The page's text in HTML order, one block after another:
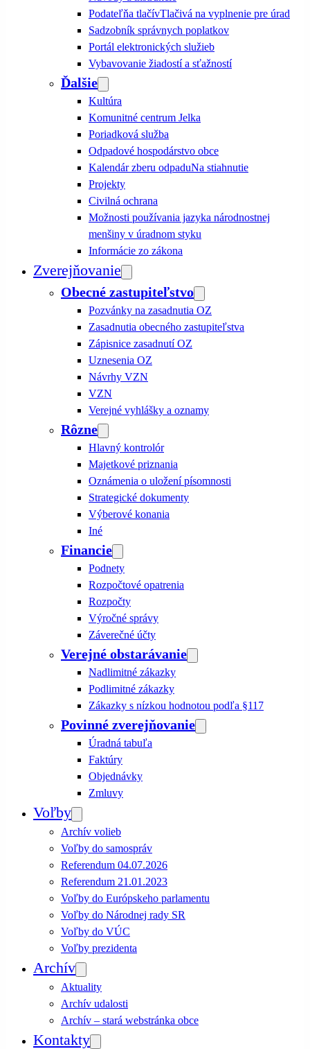
Podateľňa tlačívTlačivá na vyplnenie pre úrad
Sadzobník správnych poplatkov
Portál elektronických služieb
Vybavovanie žiadostí a sťažností
Ďalšie
Kultúra
Komunitné centrum Jelka
Poriadková služba
Odpadové hospodárstvo obce
Kalendár zberu odpaduNa stiahnutie
Projekty
Civilná ochrana
Možnosti používania jazyka národnostnej
menšiny v úradnom styku
Informácie zo zákona
Zverejňovanie
Obecné zastupiteľstvo
Pozvánky na zasadnutia OZ
Zasadnutia obecného zastupiteľstva
Zápisnice zasadnutí OZ
Uznesenia OZ
Návrhy VZN
VZN
Verejné vyhlášky a oznamy
Rôzne
Hlavný kontrolór
Majetkové priznania
Oznámenia o uložení písomnosti
Strategické dokumenty
Výberové konania
Iné
Financie
Podnety
Rozpočtové opatrenia
Rozpočty
Výročné správy
Záverečné účty
Verejné obstarávanie
Nadlimitné zákazky
Podlimitné zákazky
Zákazky s nízkou hodnotou podľa §117
Povinné zverejňovanie
Úradná tabuľa
Faktúry
Objednávky
Zmluvy
Voľby
Archív volieb
Voľby do samospráv
Referendum 04.07.2026
Referendum 21.01.2023
Voľby do Európskeho parlamentu
Voľby do Národnej rady SR
Voľby do VÚC
Voľby prezidenta
Archív
Aktuality
Archív udalosti
Archív – stará webstránka obce
Kontakty